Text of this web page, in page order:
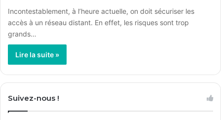
Incontestablement, à l’heure actuelle, on doit sécuriser les
accès à un réseau distant. En effet, les risques sont trop
grands…
Lire la suite »
Suivez-nous !